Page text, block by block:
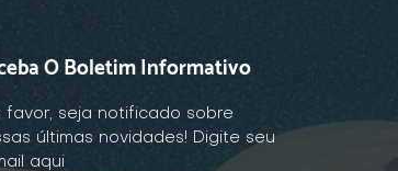
O Boletim Informativo
favor, seja notificado sobre
últimas novidades! Digite seu
aqui